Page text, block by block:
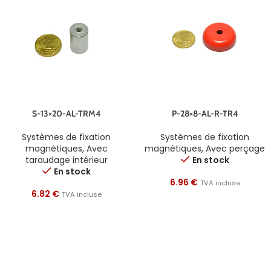
S-13×20-AL-TRM4
Systèmes de fixation
magnétiques, Avec
taraudage intérieur
En stock
6.82 € TVA incluse
P-28×8-AL-R-TR4
Systèmes de fixation
magnétiques, Avec perçage
En stock
6.96 € TVA incluse